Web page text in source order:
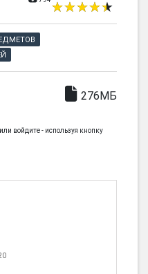
276МБ
войдите - используя кнопку